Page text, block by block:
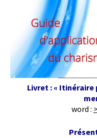
Livret : «
word :